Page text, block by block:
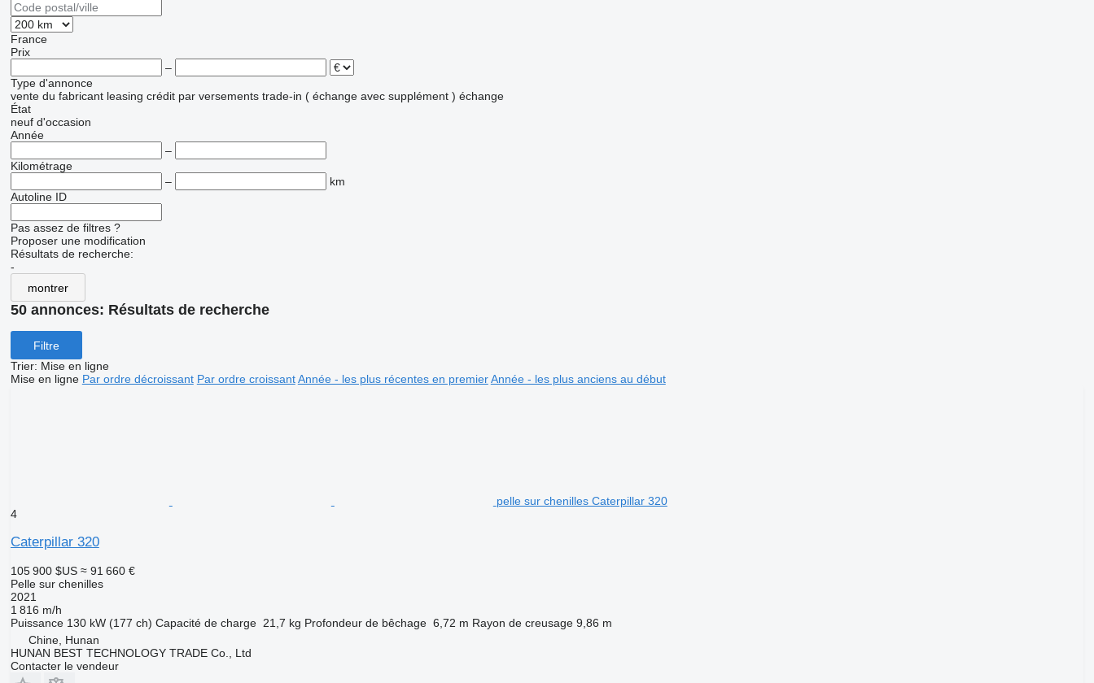
France
Prix
–
Type d'annonce
vente du fabricant leasing crédit par versements trade-in ( échange avec supplément ) échange
État
neuf d'occasion
Année
–
Kilométrage
–
km
Autoline ID
Pas assez de filtres ?
Proposer une modification
Résultats de recherche:
-
montrer
50 annonces: Résultats de recherche
Filtre
Trier: Mise en ligne
Mise en ligne Par ordre décroissant Par ordre croissant Année - les plus récentes en premier Année - les plus anciens au début
pelle sur chenilles Caterpillar 320
4
Caterpillar 320
105 900 $US ≈ 91 660 €
Pelle sur chenilles
2021
1 816 m/h
Puissance 130 kW (177 ch) Capacité de charge 21,7 kg Profondeur de bêchage 6,72 m Rayon de creusage 9,86 m
Chine, Hunan
HUNAN BEST TECHNOLOGY TRADE Co., Ltd
Contacter le vendeur